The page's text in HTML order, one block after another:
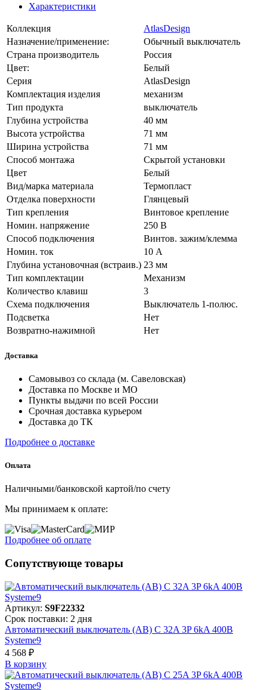
Характеристики
Коллекция
AtlasDesign
Назначение/применение:
Обычный выключатель
Страна производитель
Россия
Цвет:
Белый
Серия
AtlasDesign
Комплектация изделия
механизм
Тип продукта
выключатель
Глубина устройства
40 мм
Высота устройства
71 мм
Ширина устройства
71 мм
Способ монтажа
Скрытой установки
Цвет
Белый
Вид/марка материала
Термопласт
Отделка поверхности
Глянцевый
Тип крепления
Винтовое крепление
Номин. напряжение
250 В
Способ подключения
Винтов. зажим/клемма
Номин. ток
10 А
Глубина установочная (встраив.) 23 мм
Тип комплектации
Механизм
Количество клавиш
3
Схема подключения
Выключатель 1-полюс.
Подсветка
Нет
Возвратно-нажимной
Нет
Доставка
Самовывоз со склада (м. Савеловская)
Доставка по Москве и МО
Пункты выдачи по всей России
Срочная доставка курьером
Доставка до ТК
Подробнее о доставке
Оплата
Наличными/банковской картой/по счету
Мы принимаем к оплате:
Подробнее об оплате
Сопутствующе товары
Артикул: S9F22332
Срок поставки: 2 дня
Автоматический выключатель (АВ) C 32A 3P 6kA 400В
Systeme9
4 568 ₽
В корзинy